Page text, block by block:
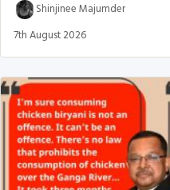
Shinjinee Majumder
7th August 2026